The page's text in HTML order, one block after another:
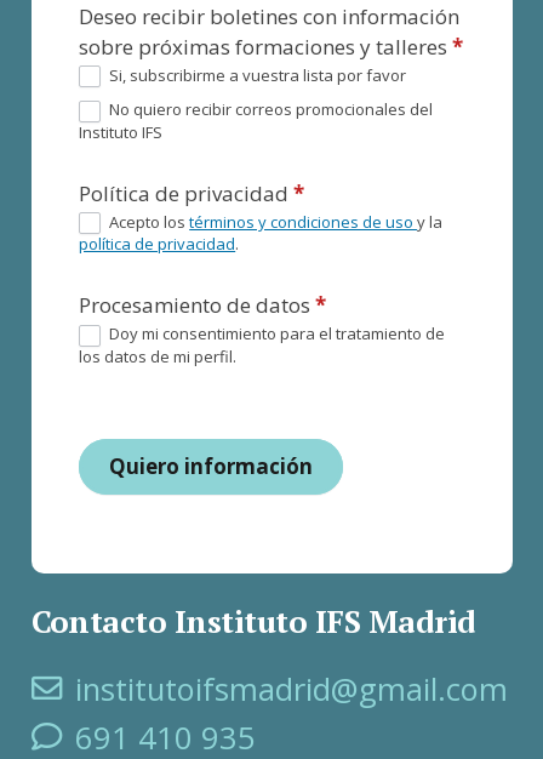
Deseo recibir boletines con información
sobre próximas formaciones y talleres*
Si, subscribirme a vuestra lista por favor
No quiero recibir correos promocionales del
Instituto IFS
Política de privacidad*
Acepto lostérminos y condiciones de usoy la
política de privacidad.
Procesamiento de datos*
Doy mi consentimiento para el tratamiento de
los datos de mi perfil.
Quiero información
Contacto Instituto IFS Madrid
institutoifsmadrid@gmail.com
691 410 935